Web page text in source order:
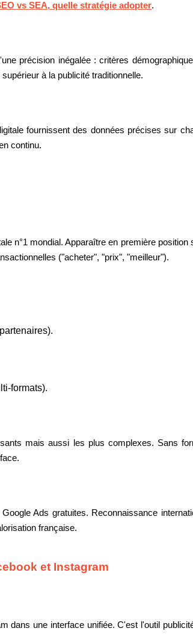
vs SEA, quelle stratégie adopter.
précision inégalée : critères
à la publicité traditionnelle.
fournissent des données précises sur
continu.
n°1 mondial. Apparaître en première
("acheter", "prix", "meilleur").
formats).
mais aussi les plus complexes. Sans
Ads gratuites. Reconnaissance
française.
et Instagram
dans une interface unifiée. C'est l'outil